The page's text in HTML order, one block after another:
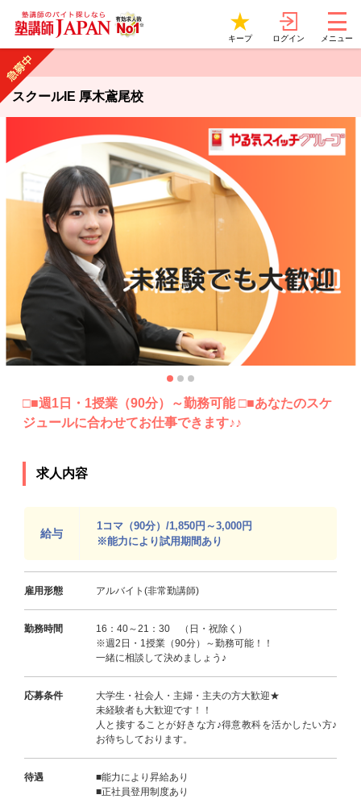
キープ ログイン メニュー
スクールIE 厚木鳶尾校
□■週1日・1授業（90分）～勤務可能 □■あなたのスケ
ジュールに合わせてお仕事できます♪♪
求人内容
給与
1コマ（90分）/1,850円～3,000円
※能力により試用期間あり
雇用形態 アルバイト(非常勤講師)
勤務時間
16：40～21：30 （日・祝除く）
※週2日・1授業（90分）～勤務可能！！
一緒に相談して決めましょう♪
応募条件
大学生・社会人・主婦・主夫の方大歓迎★
未経験者も大歓迎です！！
人と接することが好きな方♪得意教科を活かしたい方♪
お待ちしております。
待遇
■能力により昇給あり
■正社員登用制度あり